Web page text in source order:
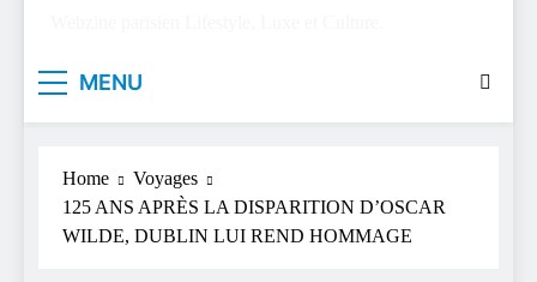
MENU
Home
Voyages
125 ANS APRÈS LA DISPARITION D’OSCAR
WILDE, DUBLIN LUI REND HOMMAGE